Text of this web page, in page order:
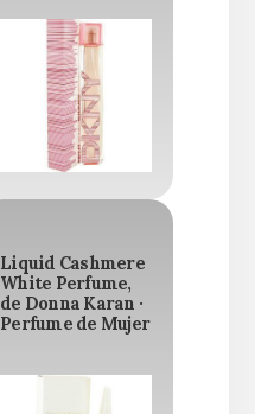
Liquid Cashmere
White Perfume,
de Donna Karan ·
Perfume de Mujer